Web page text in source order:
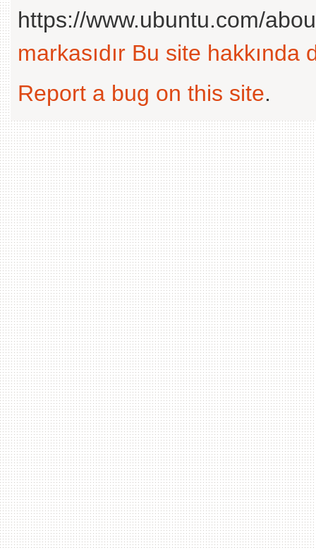
https://www.ubuntu.com/
markasıdır Bu site hakkında
Report a bug on this site.